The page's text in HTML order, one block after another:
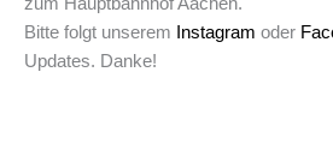
Bitte folgt unserem
Instagram oder
Updates. Danke!